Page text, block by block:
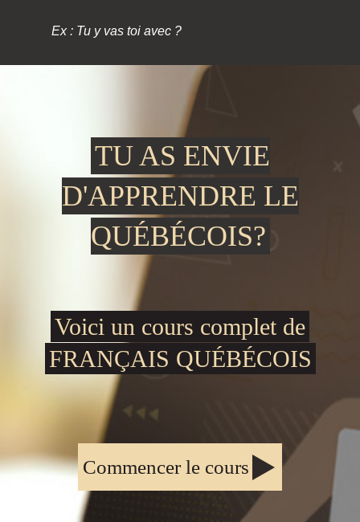
Ex : Tu y vas toi avec ?
TU AS ENVIE
D'APPRENDRE LE
QUÉBÉCOIS?
Voici un cours complet de
FRANÇAIS QUÉBÉCOIS
Commencer le cours